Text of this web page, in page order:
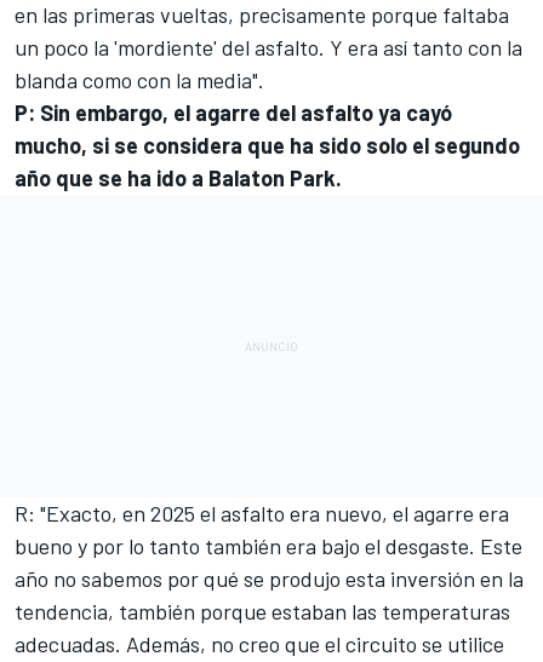
en las primeras vueltas, precisamente porque faltaba
un poco la 'mordiente' del asfalto. Y era así tanto con la
blanda como con la media".
P: Sin embargo, el agarre del asfalto ya cayó
mucho, si se considera que ha sido solo el segundo
año que se ha ido a Balaton Park.
R: "Exacto, en 2025 el asfalto era nuevo, el agarre era
bueno y por lo tanto también era bajo el desgaste. Este
año no sabemos por qué se produjo esta inversión en la
tendencia, también porque estaban las temperaturas
adecuadas. Además, no creo que el circuito se utilice